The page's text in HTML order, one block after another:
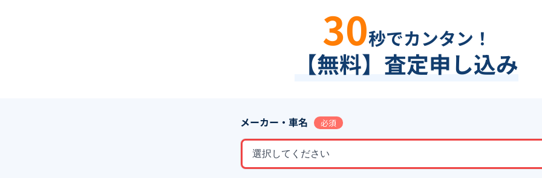
30秒でカンタン！
【無料】査定申し込み
メーカー・車名 必須
選択してください